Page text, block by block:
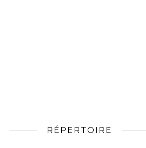
RÉPERTOIRE